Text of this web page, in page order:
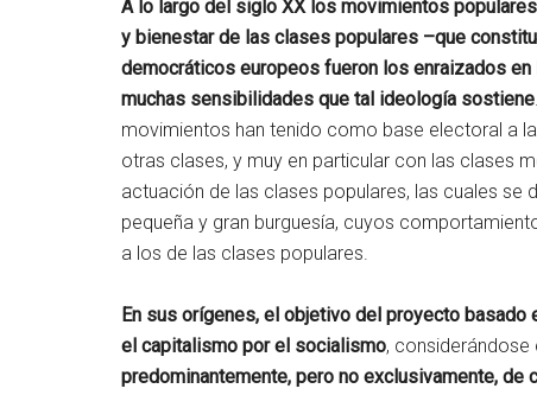
A lo largo del siglo XX los movimientos
y bienestar de las clases populares –que
democráticos europeos fueron los enraizados
muchas sensibilidades que tal ideología sostiene
movimientos han tenido como base electoral a
otras clases, y muy en particular con las clases
actuación de las clases populares, las cuales se
pequeña y gran burguesía, cuyos
a los de las clases populares.
En sus orígenes, el objetivo del proyecto
el capitalismo por el socialismo,
predominantemente, pero no exclusivamente, de